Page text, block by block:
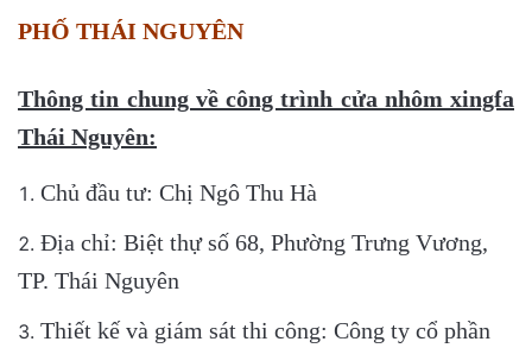
PHỐ THÁI NGUYÊN
Thông tin chung về công trình cửa nhôm xingfa
Thái Nguyên:
Chủ đầu tư: Chị Ngô Thu Hà
Địa chỉ: Biệt thự số 68, Phường Trưng Vương,
TP. Thái Nguyên
Thiết kế và giám sát thi công: Công ty cổ phần